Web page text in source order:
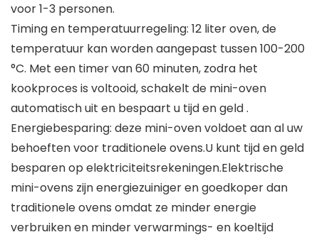
voor 1-3 personen.
Timing en temperatuurregeling: 12 liter oven, de
temperatuur kan worden aangepast tussen 100-200
°C. Met een timer van 60 minuten, zodra het
kookproces is voltooid, schakelt de mini-oven
automatisch uit en bespaart u tijd en geld .
Energiebesparing: deze mini-oven voldoet aan al uw
behoeften voor traditionele ovens.U kunt tijd en geld
besparen op elektriciteitsrekeningen.Elektrische
mini-ovens zijn energiezuiniger en goedkoper dan
traditionele ovens omdat ze minder energie
verbruiken en minder verwarmings- en koeltijd